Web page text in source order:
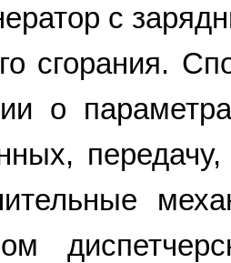
с
сгорания.
о